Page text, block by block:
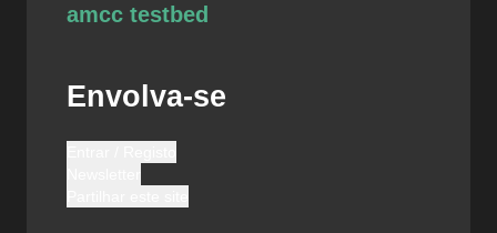
amcc testbed
Envolva-se